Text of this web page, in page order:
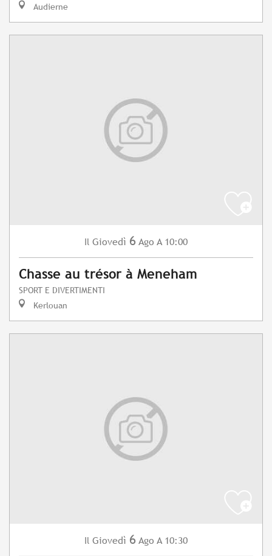
Audierne
Il Giovedì 6 Ago A 10:00
Chasse au trésor à Meneham
SPORT E DIVERTIMENTI
Kerlouan
Il Giovedì 6 Ago A 10:30